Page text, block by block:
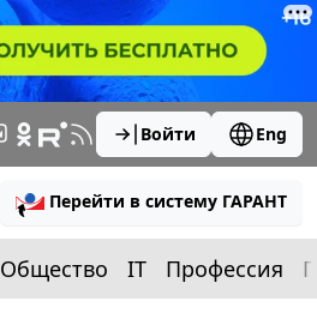
Войти Eng
Перейти в систему ГАРАНТ
Общество IT Профессия